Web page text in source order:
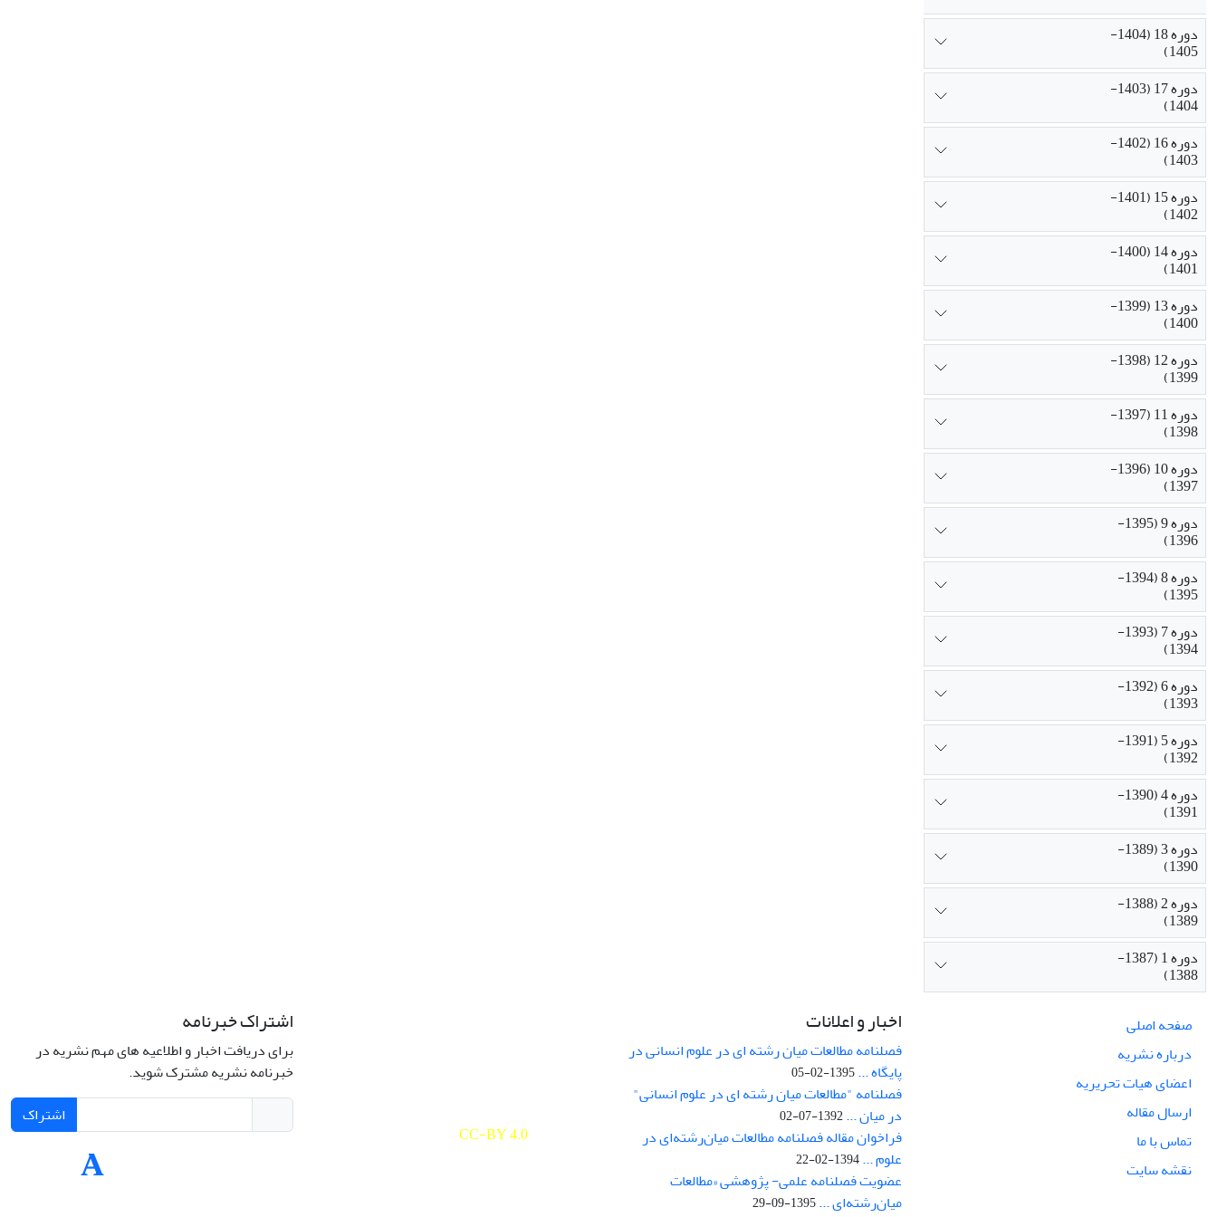
دوره 18 (1404-
1405)
دوره 17 (1403-
1404)
دوره 16 (1402-
1403)
دوره 15 (1401-
1402)
دوره 14 (1400-
1401)
دوره 13 (1399-
1400)
دوره 12 (1398-
1399)
دوره 11 (1397-
1398)
دوره 10 (1396-
1397)
دوره 9 (1395-
1396)
دوره 8 (1394-
1395)
دوره 7 (1393-
1394)
دوره 6 (1392-
1393)
دوره 5 (1391-
1392)
دوره 4 (1390-
1391)
دوره 3 (1389-
1390)
دوره 2 (1388-
1389)
دوره 1 (1387-
1388)
صفحه اصلی
درباره نشریه
اعضای هیات تحریریه
ارسال مقاله
تماس با ما
نقشه سایت
اخبار و اعلانات
فصلنامه مطالعات میان رشته ای در علوم انسانی در
پایگاه ...1395-02-05
فصلنامه "مطالعات میان رشته ای در علوم انسانی"
در میان ...1392-07-02
فراخوان مقاله فصلنامه مطالعات میان‌رشته‌ای در
علوم ...1394-02-22
عضویت فصلنامه علمی- پژوهشی «مطالعات
میان‌رشته‌ای ...1395-09-29
CC-BY 4.0
اشتراک خبرنامه
برای دریافت اخبار و اطلاعیه های مهم نشریه در
خبرنامه نشریه مشترک شوید.
اشتراک